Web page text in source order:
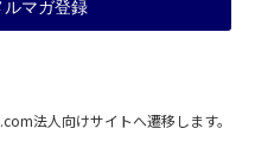
ルマガ登録
法人向けサイトへ遷移します。